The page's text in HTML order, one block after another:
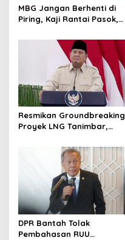
MBG Jangan Berhenti di
Piring, Kaji Rantai Pasok,
Ekonomi Lokal
Resmikan Groundbreaking
Proyek LNG Tanimbar,
Nantikan 28 Tahun
DPR Bantah Tolak
Pembahasan RUU